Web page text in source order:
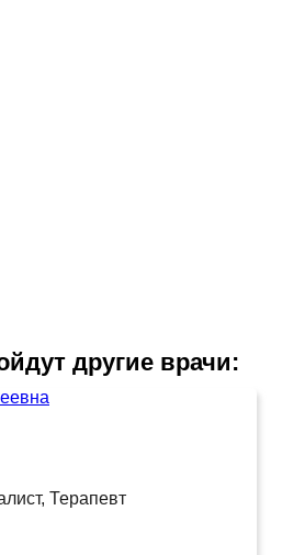
другие врачи:
Терапевт